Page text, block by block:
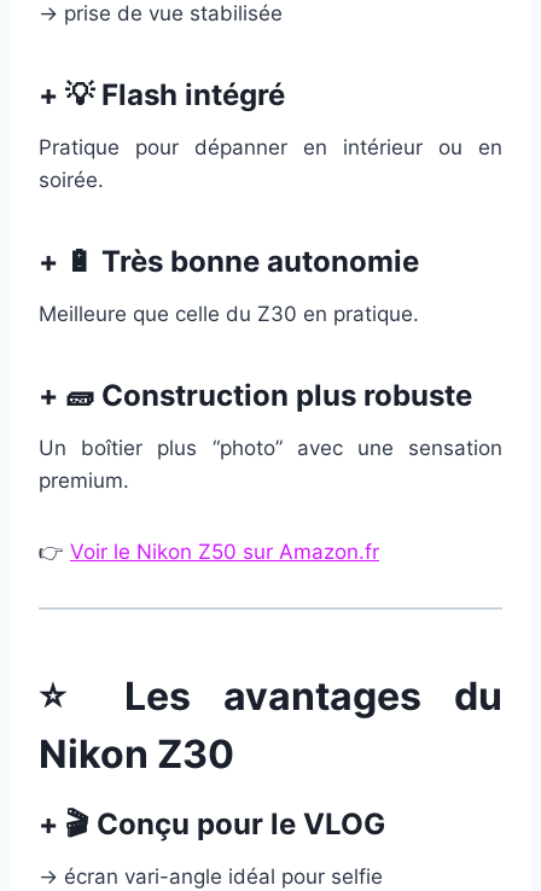
→ prise de vue stabilisée
+ 💡 Flash intégré
Pratique pour dépanner en intérieur ou en
soirée.
+ 🔋 Très bonne autonomie
Meilleure que celle du Z30 en pratique.
+ 🧱 Construction plus robuste
Un boîtier plus “photo” avec une sensation
premium.
👉 Voir le Nikon Z50 sur Amazon.fr
⭐ Les avantages du
Nikon Z30
+ 🎬 Conçu pour le VLOG
→ écran vari-angle idéal pour selfie